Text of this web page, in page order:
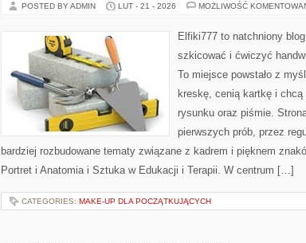
POSTED BY ADMIN LUT - 21 - 2026 MOŻLIWOŚĆ
Elfiki777 to natchniony
szkicować i ćwiczyć
To miejsce powstało z
kreskę, cenią kartkę i chcą
rysunku oraz piśmie.
pierwszych prób, przez
bardziej rozbudowane tematy związane z kadrem i pięknem
Portret i Anatomia i Sztuka w Edukacji i Terapii. W centrum […]
CATEGORIES: MAKE-UP DLA POCZĄTKUJĄCYCH